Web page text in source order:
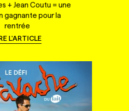
+ Jean Coutu = une
gagnante pour la
rentrée
L'ARTICLE